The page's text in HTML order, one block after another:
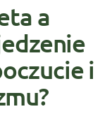
a
i